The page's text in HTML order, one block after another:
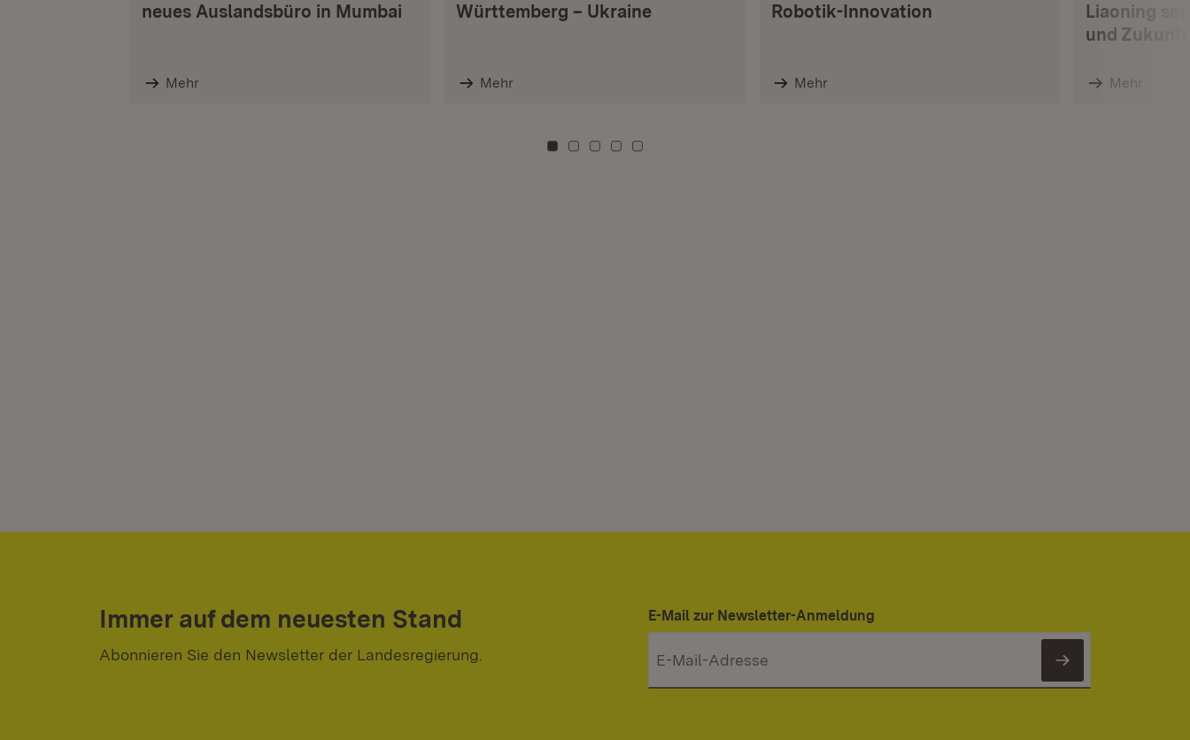
neues Auslandsbüro in Mumbai
Mehr
Württemberg – Ukraine
Mehr
Robotik-Innovation
Mehr
Liaoning
und Zukunft
Mehr
Zu Kachel: 0
Zu Kachel: 3
Zu Kachel: 6
Zu Kachel: 9
Zu Kachel: 12
Immer auf dem neuesten Stand
Abonnieren Sie den Newsletter der Landesregierung.
E-Mail zur Newsletter-Anmeldung
Newsletter